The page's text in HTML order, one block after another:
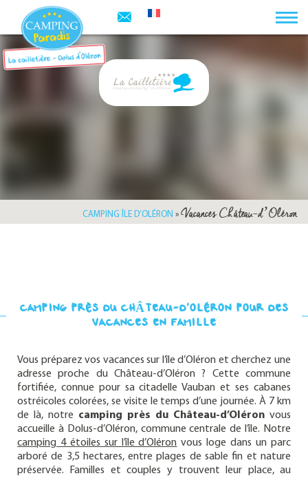
CAMPING ÎLE D’OLÉRON » Vacances Château-d’Oléron
CAMPING PRÈS DU CHÂTEAU-D’OLÉRON POUR DES
VACANCES EN FAMILLE
Vous préparez vos vacances sur l’île d’Oléron et cherchez une
adresse proche du Château-d’Oléron ? Cette commune
fortifiée, connue pour sa citadelle Vauban et ses cabanes
ostréicoles colorées, se visite le temps d’une journée. À 7 km
de là, notre camping près du Château-d’Oléron vous
accueille à Dolus-d’Oléron, commune centrale de l’île. Notre
camping 4 étoiles sur l’île d’Oléron vous loge dans un parc
arboré de 3,5 hectares, entre plages de sable fin et nature
préservée. Familles et couples y trouvent leur place, au